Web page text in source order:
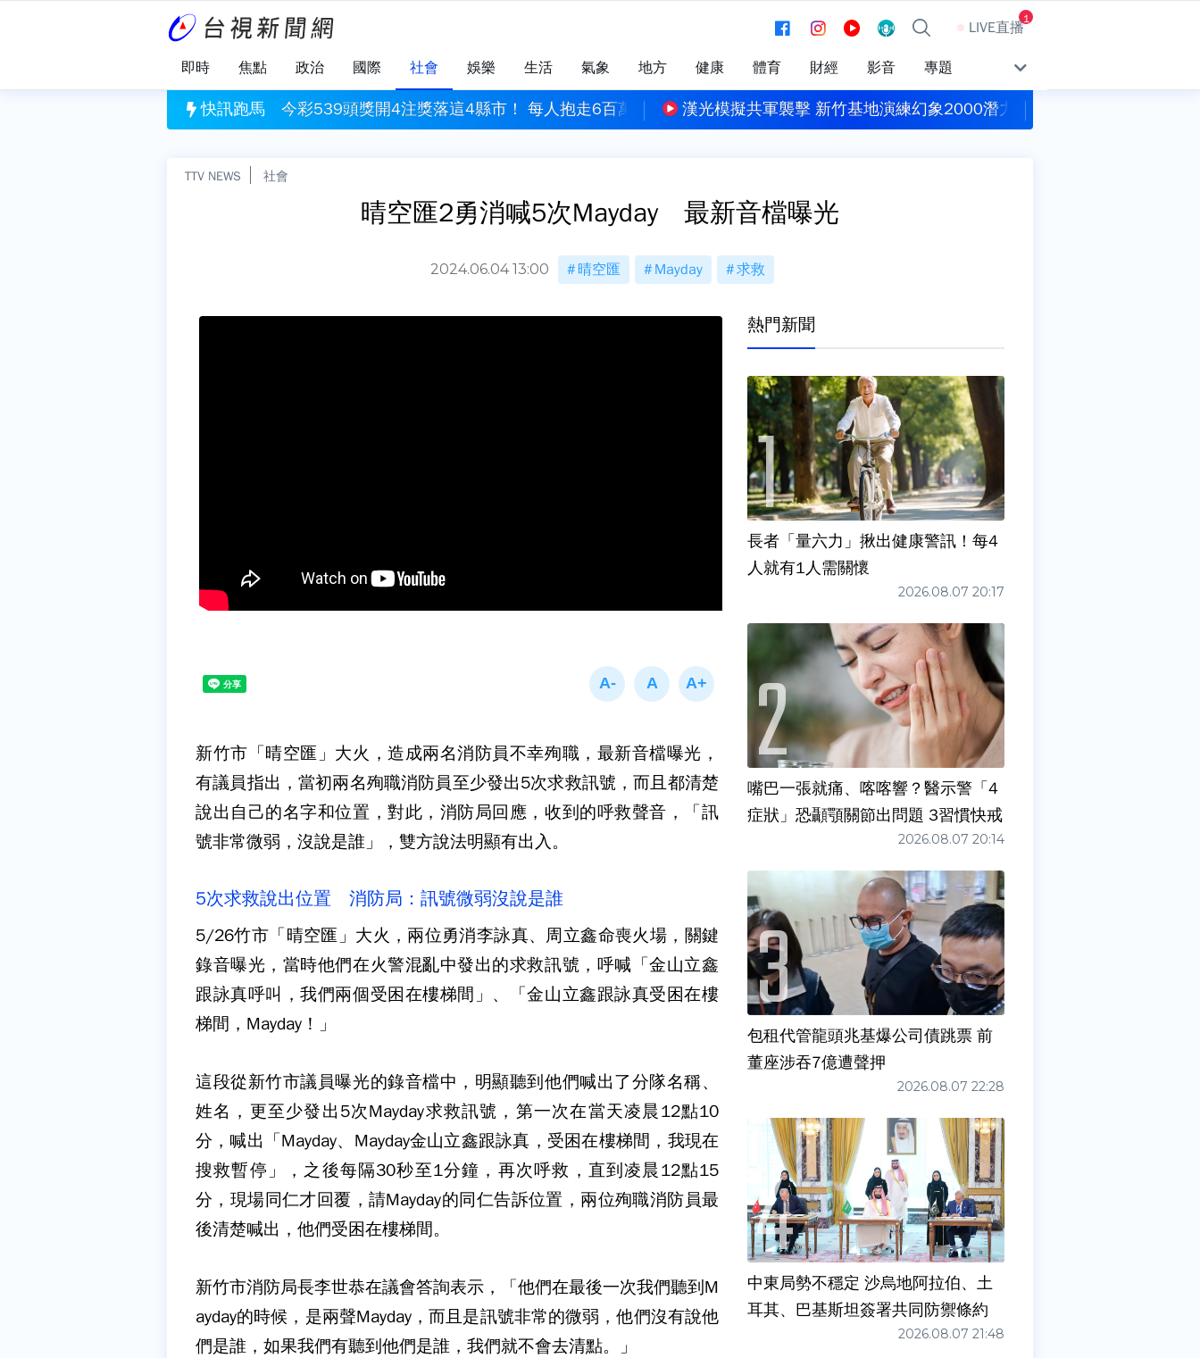
LIVE直播1
即時 焦點 政治 國際 社會 娛樂 生活 氣象 地方 健康 體育 財經 影音 專題
快訊跑馬
4注獎落這4縣市！ 每人抱走6百萬元 漢光模擬共軍襲擊 新竹基地演練幻象2000潛力掛裝、跑道搶修包租代管龍頭兆基爆公司債跳票 前董座涉吞7億遭聲押
TTV NEWS 社會
晴空匯2勇消喊5次Mayday 最新音檔曝光
2024.06.04 13:00 晴空匯 Mayday 求救
新竹市「晴空匯」大火，造成兩名消防員不幸殉職，最新音檔曝光，
有議員指出，當初兩名殉職消防員至少發出5次求救訊號，而且都清楚
說出自己的名字和位置，對此，消防局回應，收到的呼救聲音，「訊
號非常微弱，沒說是誰」，雙方說法明顯有出入。
5次求救說出位置 消防局：訊號微弱沒說是誰
5/26竹市「晴空匯」大火，兩位勇消李詠真、周立鑫命喪火場，關鍵
錄音曝光，當時他們在火警混亂中發出的求救訊號，呼喊「金山立鑫
跟詠真呼叫，我們兩個受困在樓梯間」、「金山立鑫跟詠真受困在樓
梯間，Mayday！」
這段從新竹市議員曝光的錄音檔中，明顯聽到他們喊出了分隊名稱、
姓名，更至少發出5次Mayday求救訊號，第一次在當天凌晨12點10
分，喊出「Mayday、Mayday金山立鑫跟詠真，受困在樓梯間，我現在
搜救暫停」，之後每隔30秒至1分鐘，再次呼救，直到凌晨12點15
分，現場同仁才回覆，請Mayday的同仁告訴位置，兩位殉職消防員最
後清楚喊出，他們受困在樓梯間。
新竹市消防局長李世恭在議會答詢表示，「他們在最後一次我們聽到M
ayday的時候，是兩聲Mayday，而且是訊號非常的微弱，他們沒有說他
們是誰，如果我們有聽到他們是誰，我們就不會去清點。」
熱門新聞
長者「量六力」揪出健康警訊！每4
人就有1人需關懷
2026.08.07 20:17
嘴巴一張就痛、喀喀響？醫示警「4
症狀」恐顳顎關節出問題 3習慣快戒
2026.08.07 20:14
包租代管龍頭兆基爆公司債跳票 前
董座涉吞7億遭聲押
2026.08.07 22:28
中東局勢不穩定 沙烏地阿拉伯、土
耳其、巴基斯坦簽署共同防禦條約
2026.08.07 21:48